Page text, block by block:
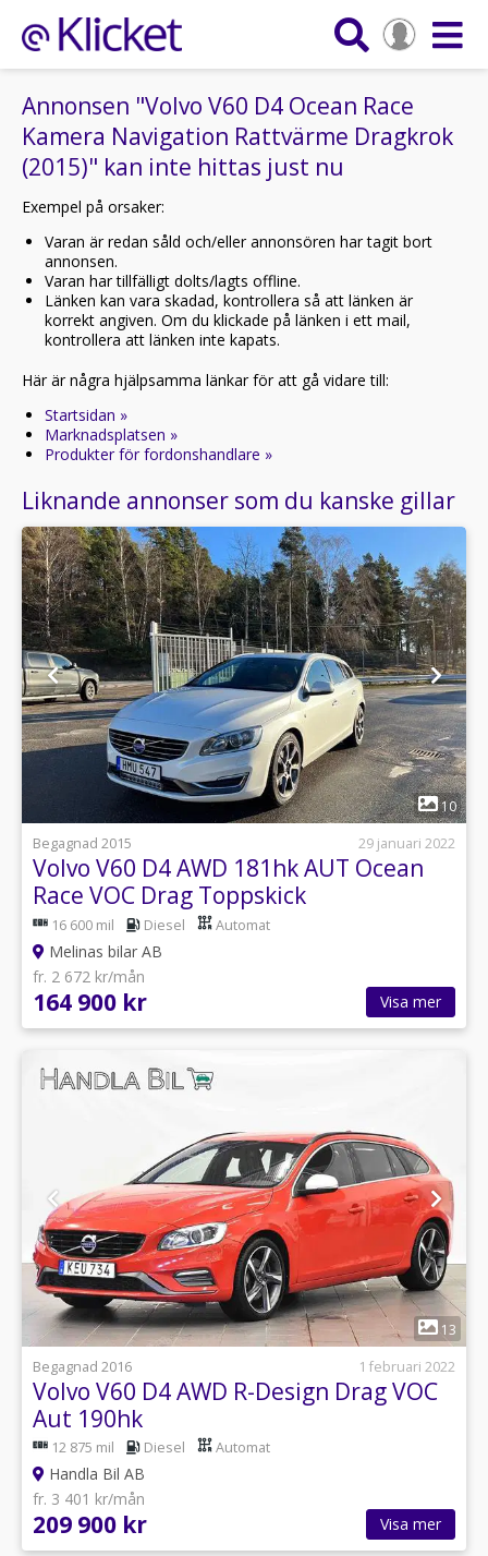
Annonsen "Volvo V60 D4 Ocean Race
Kamera Navigation Rattvärme Dragkrok
(2015)" kan inte hittas just nu
Exempel på orsaker:
Varan är redan såld och/eller annonsören har tagit bort
annonsen.
Varan har tillfälligt dolts/lagts offline.
Länken kan vara skadad, kontrollera så att länken är
korrekt angiven. Om du klickade på länken i ett mail,
kontrollera att länken inte kapats.
Här är några hjälpsamma länkar för att gå vidare till:
Startsidan »
Marknadsplatsen »
Produkter för fordonshandlare »
Liknande annonser som du kanske gillar
1
10
Begagnad 2015
29 januari 2022
Volvo V60 D4 AWD 181hk AUT Ocean
Race VOC Drag Toppskick
16 600 mil Diesel Automat
Melinas bilar AB
fr. 2 672 kr/mån
164 900 kr Visa mer
1
13
Begagnad 2016
1 februari 2022
Volvo V60 D4 AWD R-Design Drag VOC
Aut 190hk
12 875 mil Diesel Automat
Handla Bil AB
fr. 3 401 kr/mån
209 900 kr Visa mer